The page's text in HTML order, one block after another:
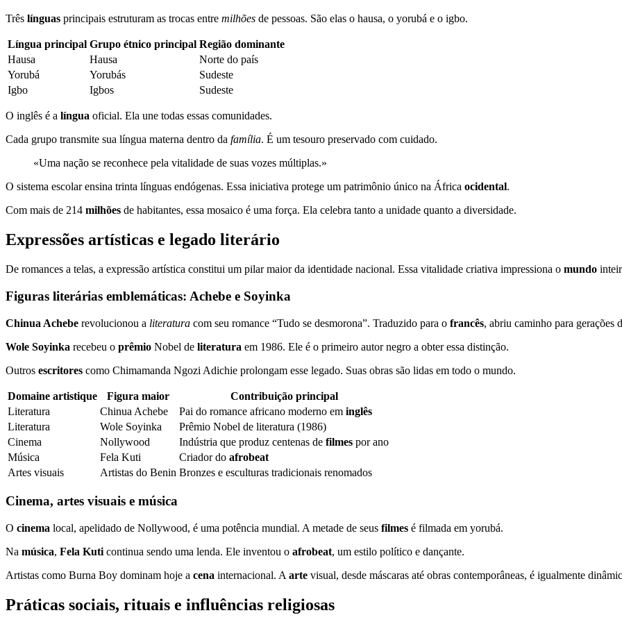
Três línguas principais estruturam as trocas entre milhões de pessoas. São elas o hausa, o yorubá e o igbo.
Língua principal Grupo étnico principal Região dominante
Hausa
Hausa
Norte do país
Yorubá
Yorubás
Sudeste
Igbo
Igbos Sudeste
O inglês é a língua oficial. Ela une todas essas comunidades.
Cada grupo transmite sua língua materna dentro da família. É um tesouro preservado com cuidado.
«Uma nação se reconhece pela vitalidade de suas vozes múltiplas.»
O sistema escolar ensina trinta línguas endógenas. Essa iniciativa protege um patrimônio único na África ocidental.
Com mais de 214 milhões de habitantes, essa mosaico é uma força. Ela celebra tanto a unidade quanto a diversidade.
Expressões artísticas e legado literário
De romances a telas, a expressão artística constitui um pilar maior da identidade nacional. Essa vitalidade criativa impressiona o mundo
Figuras literárias emblemáticas: Achebe e Soyinka
Chinua Achebe revolucionou a literatura com seu romance “Tudo se desmorona”. Traduzido para o francês, abriu caminho para gerações
Wole Soyinka recebeu o prêmio Nobel de literatura em 1986. Ele é o primeiro autor negro a obter essa distinção.
Outros escritores como Chimamanda Ngozi Adichie prolongam esse legado. Suas obras são lidas em todo o mundo.
Domaine artistique Figura maior
Contribuição principal
Literatura
Chinua Achebe Pai do romance africano moderno em inglês
Literatura
Wole Soyinka
Prêmio Nobel de literatura (1986)
Cinema
Nollywood Indústria que produz centenas de filmes por ano
Música
Fela Kuti Criador do afrobeat
Artes visuais
Artistas do Benin Bronzes e esculturas tradicionais renomados
Cinema, artes visuais e música
O cinema local, apelidado de Nollywood, é uma potência mundial. A metade de seus filmes é filmada em yorubá.
Na música, Fela Kuti continua sendo uma lenda. Ele inventou o afrobeat, um estilo político e dançante.
Artistas como Burna Boy dominam hoje a cena internacional. A arte visual, desde máscaras até obras contemporâneas, é igualmente
Práticas sociais, rituais e influências religiosas